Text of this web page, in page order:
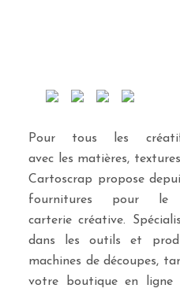
Pour tous les
avec les matières,
Cartoscrap propose
fournitures pour le
carterie créative.
dans les outils et
machines de découpes,
votre boutique en ligne